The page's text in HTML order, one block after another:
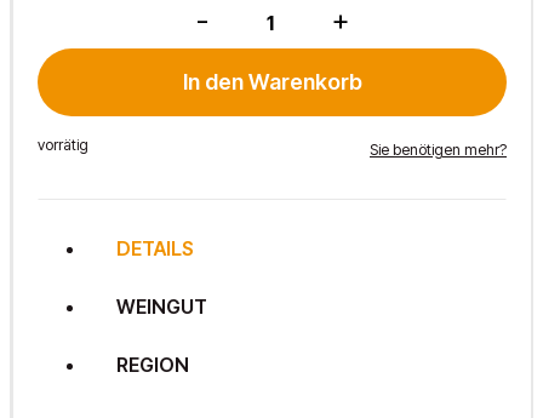
-
Buschenberg
2025
Menge
+
In den Warenkorb
vorrätig Sie benötigen mehr?
DETAILS
WEINGUT
REGION